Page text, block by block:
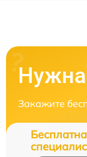
Нужна
Закажите